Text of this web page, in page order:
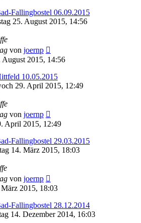
Fallingbostel 06.09.2015
25. August 2015, 14:56
von joernp
August 2015, 14:56
10.05.2015
29. April 2015, 12:49
von joernp
April 2015, 12:49
Fallingbostel 29.03.2015
14. März 2015, 18:03
von joernp
März 2015, 18:03
Fallingbostel 28.12.2014
14. Dezember 2014, 16:03